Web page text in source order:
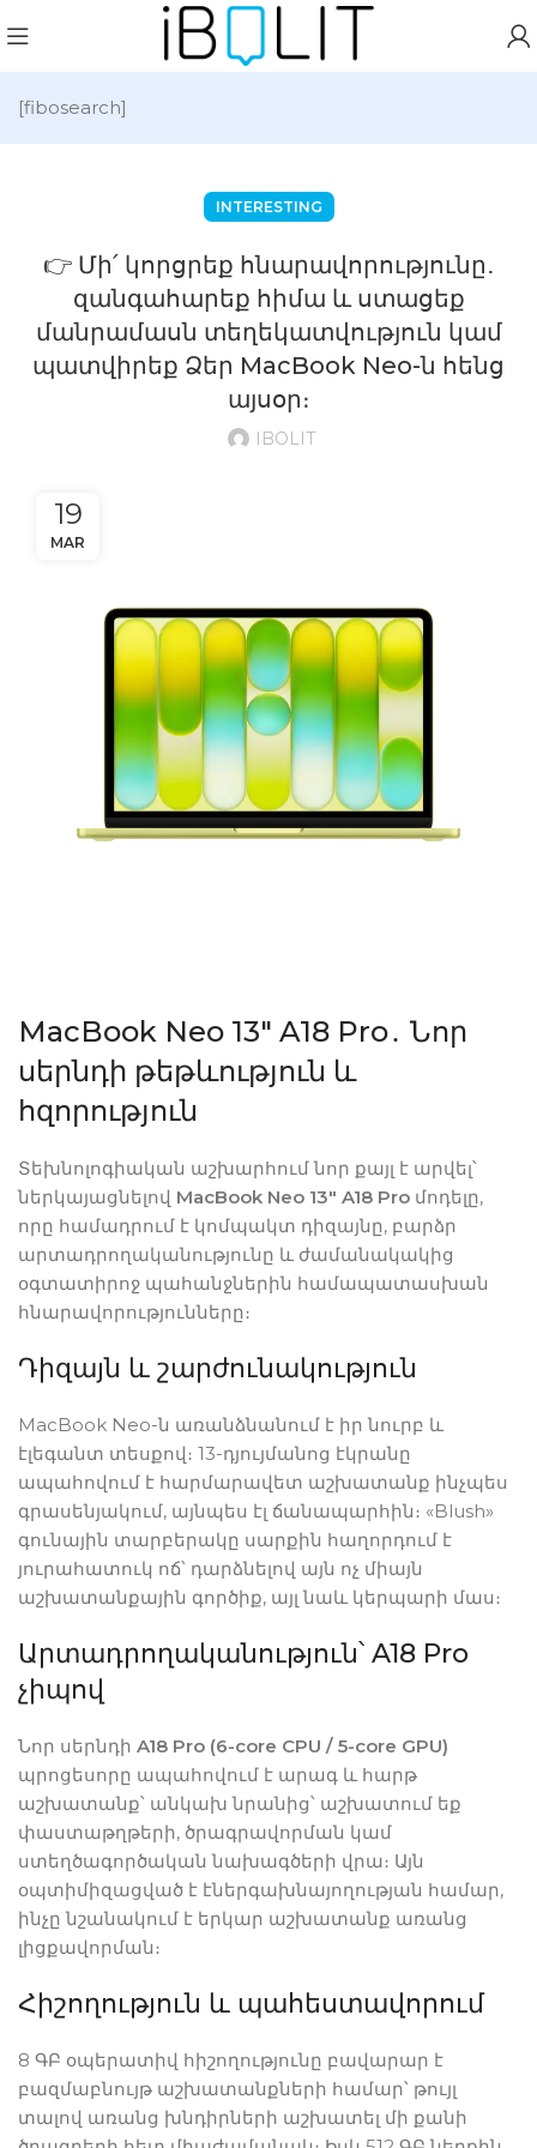
[fibosearch]
INTERESTING
👉 Մի՛ կորցրեք հնարավորությունը․
զանգահարեք հիմա և ստացեք
մանրամասն տեղեկատվություն կամ
պատվիրեք Ձեր MacBook Neo-ն հենց
այսօր։
IBOLIT
19
MAR
MacBook Neo 13″ A18 Pro․ Նոր
սերնդի թեթևություն և
հզորություն
Տեխնոլոգիական աշխարհում նոր քայլ է արվել՝
ներկայացնելով MacBook Neo 13″ A18 Pro մոդելը,
որը համադրում է կոմպակտ դիզայնը, բարձր
արտադրողականությունը և ժամանակակից
օգտատիրոջ պահանջներին համապատասխան
հնարավորությունները։
Դիզայն և շարժունակություն
MacBook Neo-ն առանձնանում է իր նուրբ և
էլեգանտ տեսքով։ 13-դյույմանոց էկրանը
ապահովում է հարմարավետ աշխատանք ինչպես
գրասենյակում, այնպես էլ ճանապարհին։ «Blush»
գունային տարբերակը սարքին հաղորդում է
յուրահատուկ ոճ՝ դարձնելով այն ոչ միայն
աշխատանքային գործիք, այլ նաև կերպարի մաս։
Արտադրողականություն՝ A18 Pro
չիպով
Նոր սերնդի A18 Pro (6-core CPU / 5-core GPU)
պրոցեսորը ապահովում է արագ և հարթ
աշխատանք՝ անկախ նրանից՝ աշխատում եք
փաստաթղթերի, ծրագրավորման կամ
ստեղծագործական նախագծերի վրա։ Այն
օպտիմիզացված է էներգախնայողության համար,
ինչը նշանակում է երկար աշխատանք առանց
լիցքավորման։
Հիշողություն և պահեստավորում
8 ԳԲ օպերատիվ հիշողությունը բավարար է
բազմաբնույթ աշխատանքների համար՝ թույլ
տալով առանց խնդիրների աշխատել մի քանի